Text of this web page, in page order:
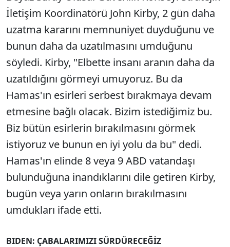
İletişim Koordinatörü John Kirby, 2 gün daha
uzatma kararını memnuniyet duyduğunu ve
bunun daha da uzatılmasını umduğunu
söyledi. Kirby, "Elbette insanı aranın daha da
uzatıldığını görmeyi umuyoruz. Bu da
Hamas'ın esirleri serbest bırakmaya devam
etmesine bağlı olacak. Bizim istediğimiz bu.
Biz bütün esirlerin bırakılmasını görmek
istiyoruz ve bunun en iyi yolu da bu" dedi.
Hamas'ın elinde 8 veya 9 ABD vatandaşı
bulunduğuna inandıklarını dile getiren Kirby,
bugün veya yarın onların bırakılmasını
umdukları ifade etti.
BIDEN: ÇABALARIMIZI SÜRDÜRECEĞİZ